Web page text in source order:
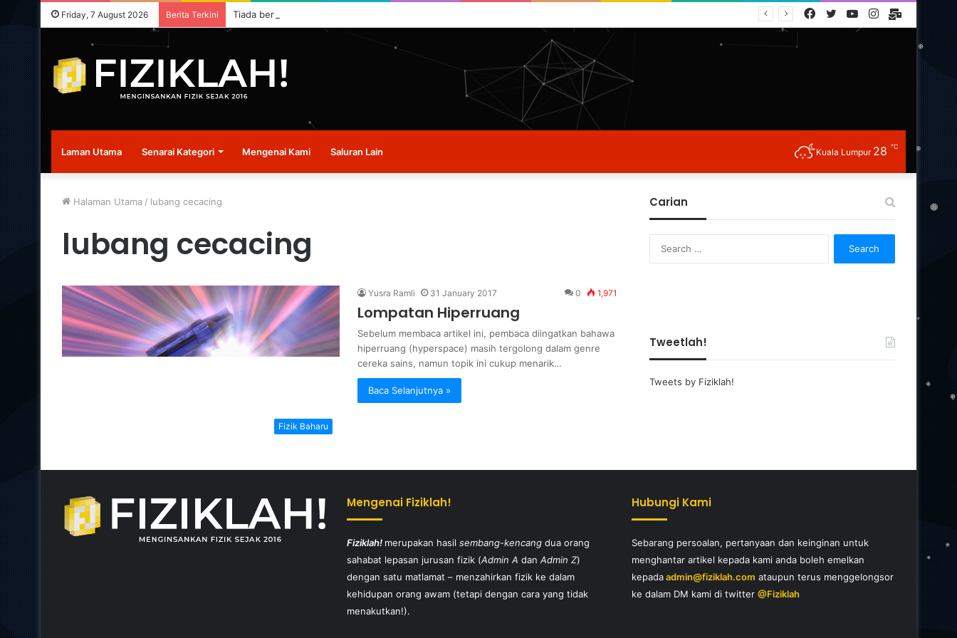
Friday, 7 August 2026 Berita Terkini Tiada berita terkini buat masa ini.
E-
Instagram
YouTube
Twitter
Facebook
Laman Utama Senarai Kategori Mengenai Kami Saluran Lain Kuala Lumpur 28 ℃
Halaman Utama / lubang cecacing
lubang cecacing
Fizik Baharu
Yusra Ramli 31 January 2017 0 1,971
Lompatan Hiperruang
Sebelum membaca artikel ini, pembaca diingatkan bahawa
hiperruang (hyperspace) masih tergolong dalam genre
cereka sains, namun topik ini cukup menarik…
Baca Selanjutnya »
Carian
Tweetlah!
Tweets by Fiziklah!
Mengenai Fiziklah!
Fiziklah! merupakan hasil sembang-kencang dua orang
sahabat lepasan jurusan fizik (Admin A dan Admin Z)
dengan satu matlamat – menzahirkan fizik ke dalam
kehidupan orang awam (tetapi dengan cara yang tidak
menakutkan!).
Hubungi Kami
Sebarang persoalan, pertanyaan dan keinginan untuk
menghantar artikel kepada kami anda boleh emelkan
kepadaadmin@fiziklah.com ataupun terus menggelongsor
ke dalam DM kami di twitter @Fiziklah